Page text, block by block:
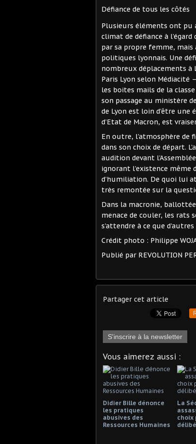
Défiance de tous les côtés
Plusieurs éléments ont pu
climat de défiance à
par sa propre femme, mais
politiques lyonnais. Une
nombreux déplacements
Paris Lyon selon Médiacité
les boites mails de la
son passage au ministère
de Lyon est loin d’être
d’Etat de Macron, est
En outre, l’atmosphère de
dans son choix de départ.
audition devant
ignorant l’existence même
d’humiliation. De quoi lui
très remontée sur la
Dans la macronie,
menace de couler, les rats
s’attendre à ce que
Crédit photo : Philippe
Publié par REVOLUTION
Partager cet article
S'inscrire à la newsletter
Vous aimerez aussi :
Didier Bille dénonce
les pratiques
abusives des
Ressources Humaines
La
choix